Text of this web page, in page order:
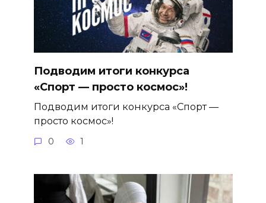
Подводим итоги конкурса
«Спорт — просто космос»!
Подводим итоги конкурса «Спорт —
просто космос»!
0 1